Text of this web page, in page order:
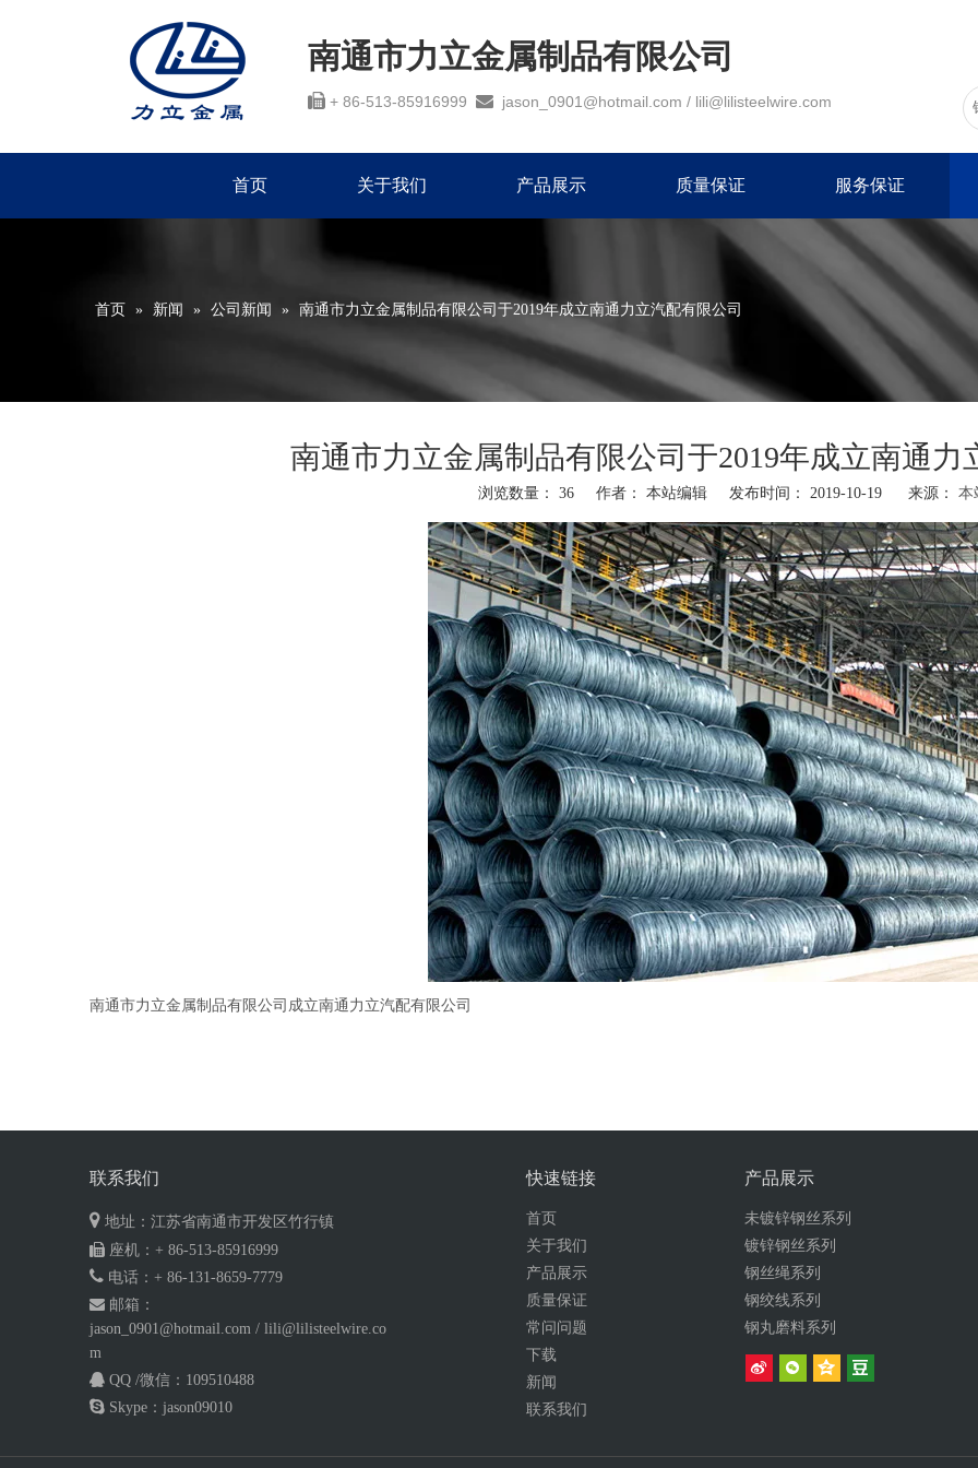
南通市力立金属制品有限公司
 + 86-513-85916999  jason_0901@hotmail.com / lili@lilisteelwire.com
首页 关于我们 产品展示 质量保证 服务保证
首页 » 新闻 » 公司新闻 » 南通市力立金属制品有限公司于2019年成立南通力立汽配有限公司
南通市力立金属制品有限公司于2019年成立南通力
浏览数量： 36 作者： 本站编辑 发布时间： 2019-10-19 来源： 本
南通市力立金属制品有限公司成立南通力立汽配有限公司
联系我们
 地址：江苏省南通市开发区竹行镇
 座机：+ 86-513-85916999
 电话：+ 86-131-8659-7779
 邮箱：
jason_0901@hotmail.com / lili@lilisteelwire.co
m
 QQ /微信 ： 109510488
 Skype ： jason09010
快速链接
首页
关于我们
产品展示
质量保证
常问问题
下载
新闻
联系我们
产品展示
未镀锌钢丝系列
镀锌钢丝系列
钢丝绳系列
钢绞线系列
钢丸磨料系列